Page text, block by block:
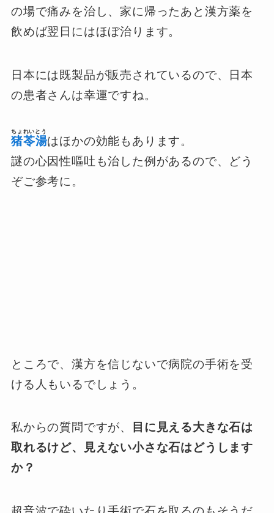
の場で痛みを治し、家に帰ったあと漢方薬を
飲めば翌日にはほぼ治ります。
日本には既製品が販売されているので、日本
の患者さんは幸運ですね。
猪苓湯
ちょれいとう
はほかの効能もあります。
謎の心因性嘔吐も治した例があるので、どう
ぞご参考に。
ところで、漢方を信じないで病院の手術を受
ける人もいるでしょう。
私からの質問ですが、
目に見える大きな石は
取れるけど、見えない小さな石はどうします
か？